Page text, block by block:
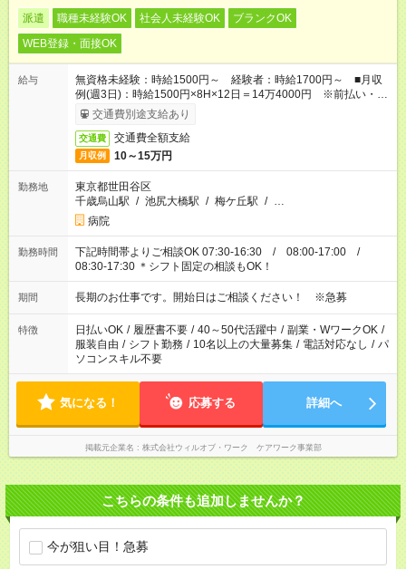
派遣 職種未経験OK 社会人未経験OK
ブランクOK
WEB登録・面接OK
給与
無資格未経験：時給1500円～ 経験者：時給1700円～ ■月収
例(週3日)：時給1500円×8H×12日＝14万4000円 ※前払い・日
払い・週払いOK
交通費別途支給あり
交通費 交通費全額支給
月収例 10～15万円
勤務地
東京都世田谷区
千歳烏山駅 / 池尻大橋駅 / 梅ケ丘駅 / …
病院
勤務時間
下記時間帯よりご相談OK 07:30-16:30 / 08:00-17:00 /
08:30-17:30 ＊シフト固定の相談もOK！
期間 長期のお仕事です。開始日はご相談ください！ ※急募
特徴 日払いOK / 履歴書不要 / 40～50代活躍中 / 副業・WワークOK /
服装自由 / シフト勤務 / 10名以上の大量募集 / 電話対応なし / パ
ソコンスキル不要
気になる！ 応募する 詳細へ
掲載元企業名 株式会社ウィルオブ・ワーク ケアワーク事業部
こちらの条件も追加しませんか？
今が狙い目！急募